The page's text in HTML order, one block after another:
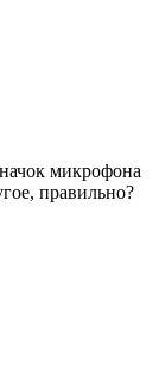
микрофона
правильно?